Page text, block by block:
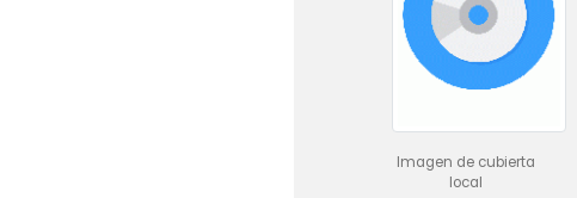
Imagen de cubierta
local